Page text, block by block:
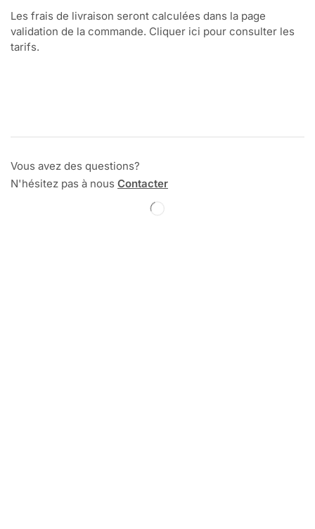
Les frais de livraison seront calculées dans la page
validation de la commande. Cliquer ici pour consulter les
tarifs.
Vous avez des questions?
N'hésitez pas à nous Contacter